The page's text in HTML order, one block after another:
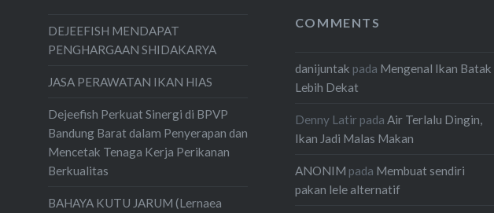
DEJEEFISH MENDAPAT
PENGHARGAAN SHIDAKARYA
JASA PERAWATAN IKAN HIAS
Dejeefish Perkuat Sinergi di BPVP
Bandung Barat dalam Penyerapan dan
Mencetak Tenaga Kerja Perikanan
Berkualitas
BAHAYA KUTU JARUM (Lernaea
COMMENTS
danijuntak pada Mengenal Ikan Batak
Lebih Dekat
Denny Latir pada Air Terlalu Dingin,
Ikan Jadi Malas Makan
ANONIM pada Membuat sendiri
pakan lele alternatif